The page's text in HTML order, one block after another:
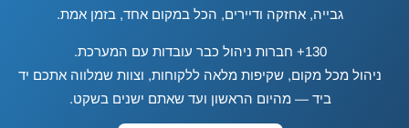
גבייה, אחזקה ודיירים, הכל במקום אחד, בזמן אמת.
130+ חברות ניהול כבר עובדות עם המערכת.
ניהול מכל מקום, שקיפות מלאה ללקוחות, וצוות שמלווה אתכם יד
ביד — מהיום הראשון ועד שאתם ישנים בשקט.